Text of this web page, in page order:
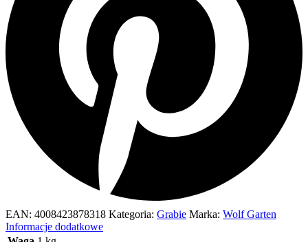
EAN: 4008423878318 Kategoria: Grabie Marka: Wolf Garten
Informacje dodatkowe